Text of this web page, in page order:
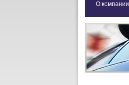
О компании